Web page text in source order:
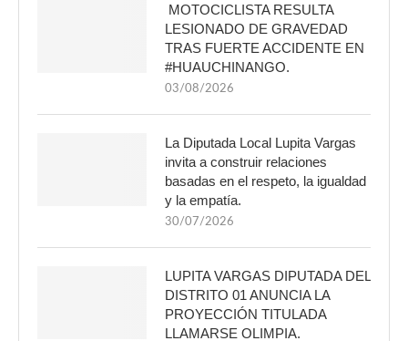
MOTOCICLISTA RESULTA
LESIONADO DE GRAVEDAD
TRAS FUERTE ACCIDENTE EN
#HUAUCHINANGO.
03/08/2026
La Diputada Local Lupita Vargas
invita a construir relaciones
basadas en el respeto, la igualdad
y la empatía.
30/07/2026
LUPITA VARGAS DIPUTADA DEL
DISTRITO 01 ANUNCIA LA
PROYECCIÓN TITULADA
LLAMARSE OLIMPIA.